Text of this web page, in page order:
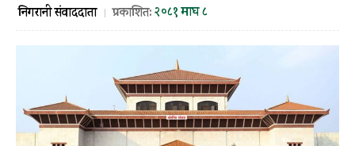
निगरानी संवाददाता प्रकाशित:२०८१ माघ ८